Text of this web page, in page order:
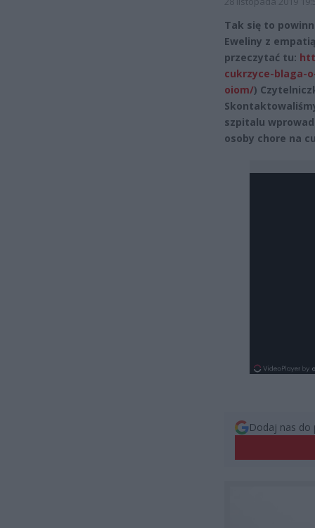
Tak się to
Eweliny z
przeczytać tu:
cukrzyce-blaga-
oiom/)
szpitalu
osoby chore na
Dodaj nas do